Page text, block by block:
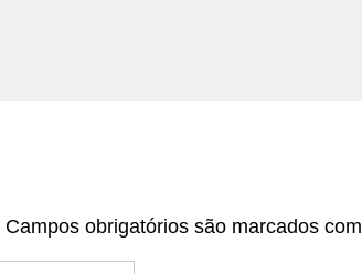
Campos obrigatórios são marcados com